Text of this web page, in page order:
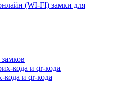
(WI-FI) замки для
и qr-кода